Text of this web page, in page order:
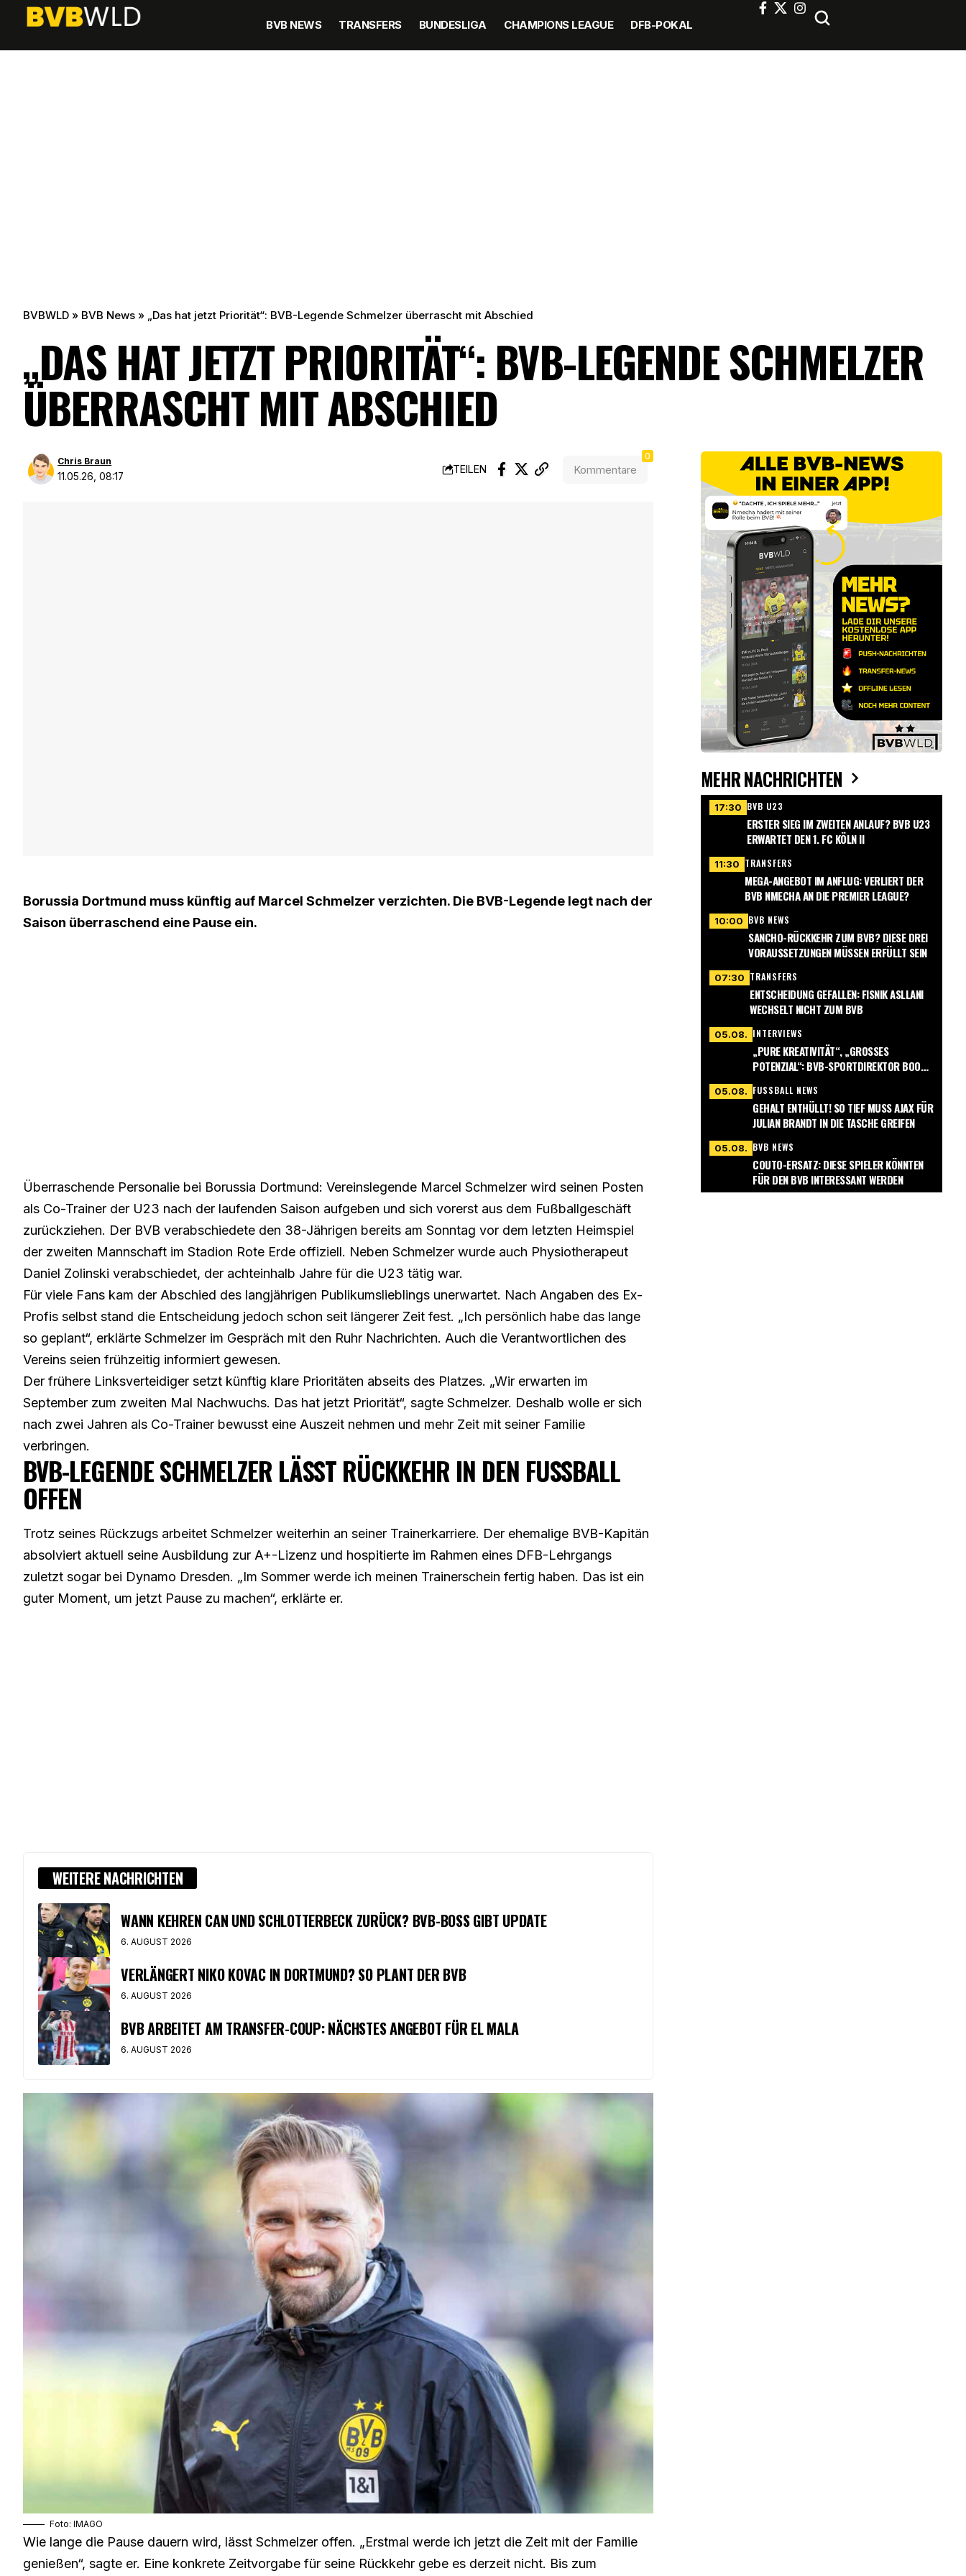
BVB NEWS TRANSFERS BUNDESLIGA CHAMPIONS LEAGUE DFB-POKAL
BVBWLD » BVB News » „Das hat jetzt Priorität“: BVB-Legende Schmelzer überrascht mit Abschied
„DAS HAT JETZT PRIORITÄT“: BVB-LEGENDE SCHMELZER
ÜBERRASCHT MIT ABSCHIED
11.05.26, 08:17
Chris Braun
TEILEN Kommentare
0
Borussia Dortmund muss künftig auf Marcel Schmelzer verzichten. Die BVB-Legende legt nach der
Saison überraschend eine Pause ein.
Überraschende Personalie bei Borussia Dortmund: Vereinslegende Marcel Schmelzer wird seinen Posten
als Co-Trainer der U23 nach der laufenden Saison aufgeben und sich vorerst aus dem Fußballgeschäft
zurückziehen. Der BVB verabschiedete den 38-Jährigen bereits am Sonntag vor dem letzten Heimspiel
der zweiten Mannschaft im Stadion Rote Erde offiziell. Neben Schmelzer wurde auch Physiotherapeut
Daniel Zolinski verabschiedet, der achteinhalb Jahre für die U23 tätig war.
Für viele Fans kam der Abschied des langjährigen Publikumslieblings unerwartet. Nach Angaben des Ex-
Profis selbst stand die Entscheidung jedoch schon seit längerer Zeit fest. „Ich persönlich habe das lange
so geplant“, erklärte Schmelzer im Gespräch mit den Ruhr Nachrichten. Auch die Verantwortlichen des
Vereins seien frühzeitig informiert gewesen.
Der frühere Linksverteidiger setzt künftig klare Prioritäten abseits des Platzes. „Wir erwarten im
September zum zweiten Mal Nachwuchs. Das hat jetzt Priorität“, sagte Schmelzer. Deshalb wolle er sich
nach zwei Jahren als Co-Trainer bewusst eine Auszeit nehmen und mehr Zeit mit seiner Familie
verbringen.
BVB-LEGENDE SCHMELZER LÄSST RÜCKKEHR IN DEN FUSSBALL O
FFEN
Trotz seines Rückzugs arbeitet Schmelzer weiterhin an seiner Trainerkarriere. Der ehemalige BVB-Kapitän
absolviert aktuell seine Ausbildung zur A+-Lizenz und hospitierte im Rahmen eines DFB-Lehrgangs
zuletzt sogar bei Dynamo Dresden. „Im Sommer werde ich meinen Trainerschein fertig haben. Das ist ein
guter Moment, um jetzt Pause zu machen“, erklärte er.
WEITERE NACHRICHTEN
WANN KEHREN CAN UND SCHLOTTERBECK ZURÜCK? BVB-BOSS GIBT UPDATE
6. AUGUST 2026
VERLÄNGERT NIKO KOVAC IN DORTMUND? SO PLANT DER BVB
6. AUGUST 2026
BVB ARBEITET AM TRANSFER-COUP: NÄCHSTES ANGEBOT FÜR EL MALA
6. AUGUST 2026
Foto: IMAGO
Wie lange die Pause dauern wird, lässt Schmelzer offen. „Erstmal werde ich jetzt die Zeit mit der Familie
genießen“, sagte er. Eine konkrete Zeitvorgabe für seine Rückkehr gebe es derzeit nicht. Bis zum
MEHR NACHRICHTEN
17:30 BVB U23
ERSTER SIEG IM ZWEITEN ANLAUF? BVB U23
ERWARTET DEN 1. FC KÖLN II
11:30 TRANSFERS
MEGA-ANGEBOT IM ANFLUG: VERLIERT DER
BVB NMECHA AN DIE PREMIER LEAGUE?
10:00 BVB NEWS
SANCHO-RÜCKKEHR ZUM BVB? DIESE DREI
VORAUSSETZUNGEN MÜSSEN ERFÜLLT SEIN
07:30 TRANSFERS
ENTSCHEIDUNG GEFALLEN: FISNIK ASLLANI
WECHSELT NICHT ZUM BVB
05.08. INTERVIEWS
„PURE KREATIVITÄT“, „GROSSES P
OTENZIAL“: BVB-SPORTDIREKTOR BOOK G
05.08. FUSSBALL NEWS
GEHALT ENTHÜLLT! SO TIEF MUSS AJAX FÜR
JULIAN BRANDT IN DIE TASCHE GREIFEN
05.08. BVB NEWS
COUTO-ERSATZ: DIESE SPIELER KÖNNTEN
FÜR DEN BVB INTERESSANT WERDEN